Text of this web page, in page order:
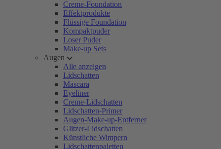
Creme-Foundation
Effektprodukte
Flüssige Foundation
Kompaktpuder
Loser Puder
Make-up Sets
Augen
Alle anzeigen
Lidschatten
Mascara
Eyeliner
Creme-Lidschatten
Lidschatten-Primer
Augen-Make-up-Entferner
Glitzer-Lidschatten
Künstliche Wimpern
Lidschattenpaletten